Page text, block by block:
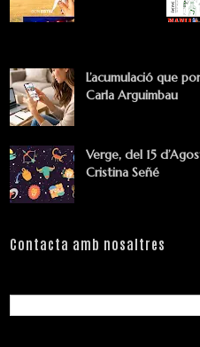
L’acumulació que
Carla Arguimbau
Verge, del 15
Cristina Señé
Contacta amb nosaltres